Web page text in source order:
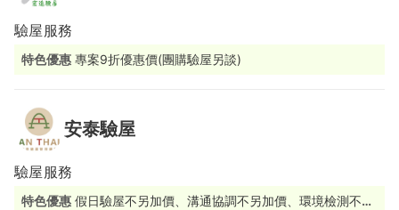
驗屋服務
特色優惠 專案9折優惠價(團購驗屋另談)
安泰驗屋
驗屋服務
特色優惠 假日驗屋不另加價、溝通協調不另加價、環境檢測不另